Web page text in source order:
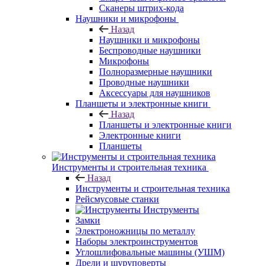
Сканеры штрих-кода
Наушники и микрофоны
Назад
Наушники и микрофоны
Беспроводные наушники
Микрофоны
Полноразмерные наушники
Проводные наушники
Аксессуары для наушников
Планшеты и электронные книги
Назад
Планшеты и электронные книги
Электронные книги
Планшеты
Инструменты и строительная техника
Назад
Инструменты и строительная техника
Рейсмусовые станки
Инструменты
Замки
Электроножницы по металлу
Наборы электроинструментов
Углошлифовальные машины (УШМ)
Дрели и шуруповерты